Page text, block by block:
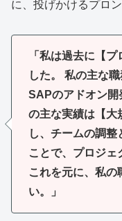
に、投げかけるプロ
「私は過去に【
した。 私の主な
SAPのアドオン開
の主な実績は【大
し、チームの調整
ことで、プロジェ
これを元に、私の
い。」